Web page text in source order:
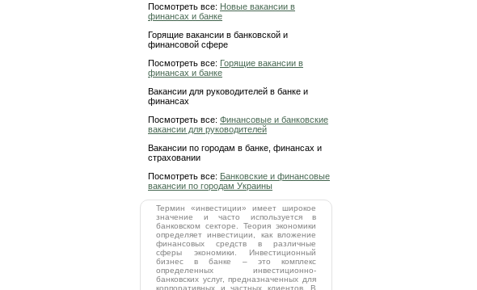
Посмотреть все: Новые вакансии в
финансах и банке
Горящие вакансии в банковской и
финансовой сфере
Посмотреть все: Горящие вакансии в
финансах и банке
Вакансии для руководителей в банке и
финансах
Посмотреть все: Финансовые и банковские
вакансии для руководителей
Вакансии по городам в банке, финансах и
страховании
Посмотреть все: Банковские и финансовые
вакансии по городам Украины
Термин «инвестиции» имеет широкое
значение и часто используется в
банковском секторе. Теория экономики
определяет инвестиции, как вложение
финансовых средств в различные
сферы экономики. Инвестиционный
бизнес в банке – это комплекс
определенных инвестиционно-
банковских услуг, предназначенных для
корпоративных и частных клиентов. В